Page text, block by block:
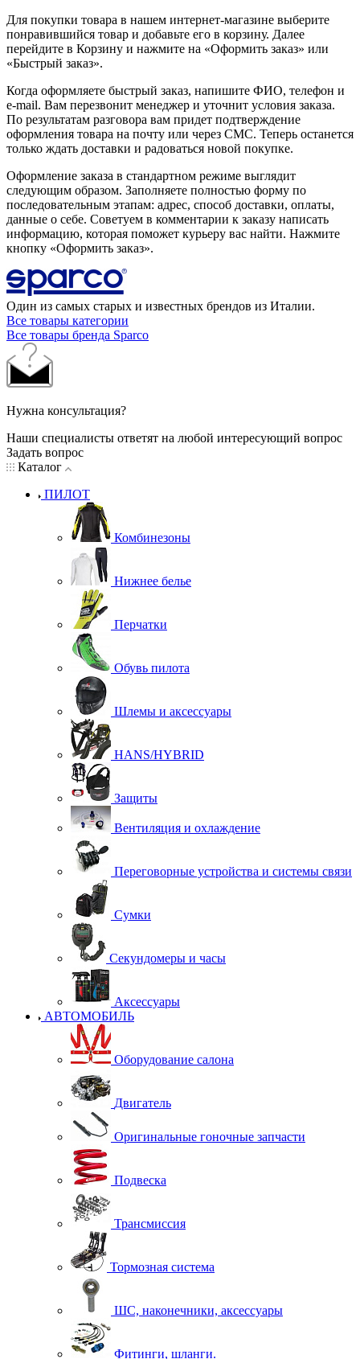
Для покупки товара в нашем интернет-магазине выберите
понравившийся товар и добавьте его в корзину. Далее
перейдите в Корзину и нажмите на «Оформить заказ» или
«Быстрый заказ».
Когда оформляете быстрый заказ, напишите ФИО, телефон и
e-mail. Вам перезвонит менеджер и уточнит условия заказа.
По результатам разговора вам придет подтверждение
оформления товара на почту или через СМС. Теперь останется
только ждать доставки и радоваться новой покупке.
Оформление заказа в стандартном режиме выглядит
следующим образом. Заполняете полностью форму по
последовательным этапам: адрес, способ доставки, оплаты,
данные о себе. Советуем в комментарии к заказу написать
информацию, которая поможет курьеру вас найти. Нажмите
кнопку «Оформить заказ».
Один из самых старых и известных брендов из Италии.
Все товары категории
Все товары бренда Sparco
Нужна консультация?
Наши специалисты ответят на любой интересующий вопрос
Задать вопрос
Каталог
ПИЛОТ
Комбинезоны
Нижнее белье
Перчатки
Обувь пилота
Шлемы и аксессуары
HANS/HYBRID
Защиты
Вентиляция и охлаждение
Переговорные устройства и системы связи
Сумки
Секундомеры и часы
Аксессуары
АВТОМОБИЛЬ
Оборудование салона
Двигатель
Оригинальные гоночные запчасти
Подвеска
Трансмиссия
Тормозная система
ШС, наконечники, аксессуары
Фитинги, шланги.